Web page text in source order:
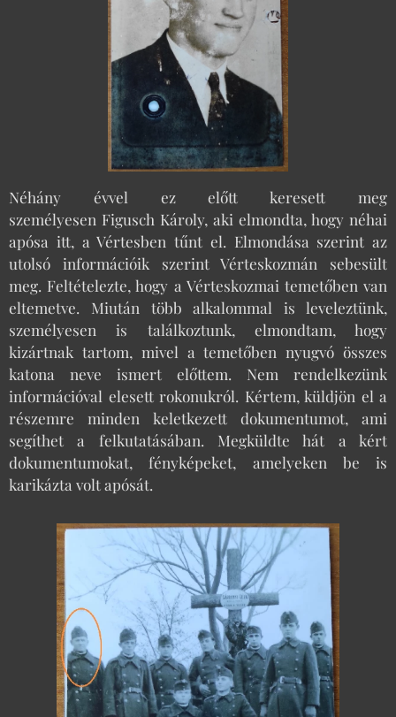
Néhány évvel ez előtt keresett meg
személyesen Figusch Károly, aki elmondta, hogy néhai
apósa itt, a Vértesben tűnt el. Elmondása szerint az
utolsó információik szerint Vérteskozmán sebesült
meg. Feltételezte, hogy a Vérteskozmai temetőben van
eltemetve. Miután több alkalommal is leveleztünk,
személyesen is találkoztunk, elmondtam, hogy
kizártnak tartom, mivel a temetőben nyugvó összes
katona neve ismert előttem. Nem rendelkezünk
információval elesett rokonukról. Kértem, küldjön el a
részemre minden keletkezett dokumentumot, ami
segíthet a felkutatásában. Megküldte hát a kért
dokumentumokat, fényképeket, amelyeken be is
karikázta volt apósát.